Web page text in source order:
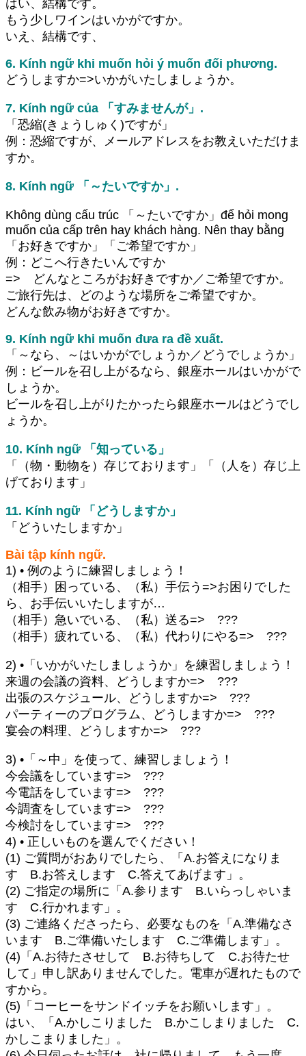
はい、結構です。
もう少しワインはいかがですか。
いえ、結構です、
6. Kính ngữ khi muốn hỏi ý muốn đối phương.
どうしますか=>いかがいたしましょうか。
7. Kính ngữ của 「すみませんが」.
「恐縮(きょうしゅく)ですが」
例：恐縮ですが、メールアドレスをお教えいただけま
すか。
8. Kính ngữ 「～たいですか」.
Không dùng cấu trúc 「～たいですか」để hỏi mong
muốn của cấp trên hay khách hàng. Nên thay bằng
「お好きですか」「ご希望ですか」
例：どこへ行きたいんですか
=> どんなところがお好きですか／ご希望ですか。
ご旅行先は、どのような場所をご希望ですか。
どんな飲み物がお好きですか。
9. Kính ngữ khi muốn đưa ra đề xuất.
「～なら、～はいかがでしょうか／どうでしょうか」
例：ビールを召し上がるなら、銀座ホールはいかがで
しょうか。
ビールを召し上がりたかったら銀座ホールはどうでし
ょうか。
10. Kính ngữ 「知っている」
「（物・動物を）存じております」「（人を）存じ上
げております」
11. Kính ngữ 「どうしますか」
「どういたしますか」
Bài tập kính ngữ.
1) • 例のように練習しましょう！
（相手）困っている、（私）手伝う=>お困りでした
ら、お手伝いいたしますが…
（相手）急いでいる、（私）送る=> ???
（相手）疲れている、（私）代わりにやる=> ???
2) •「いかがいたしましょうか」を練習しましょう！
来週の会議の資料、どうしますか=> ???
出張のスケジュール、どうしますか=> ???
パーティーのプログラム、どうしますか=> ???
宴会の料理、どうしますか=> ???
3) •「～中」を使って、練習しましょう！
今会議をしています=> ???
今電話をしています=> ???
今調査をしています=> ???
今検討をしています=> ???
4) • 正しいものを選んでください！
(1) ご質問がおありでしたら、「A.お答えになりま
す B.お答えします C.答えてあげます」。
(2) ご指定の場所に「A.参ります B.いらっしゃいま
す C.行かれます」。
(3) ご連絡くださったら、必要なものを「A.準備なさ
います B.ご準備いたします C.ご準備します」。
(4)「A.お待たさせして B.お待ちして C.お待たせ
して」申し訳ありませんでした。電車が遅れたもので
すから。
(5)「コーヒーをサンドイッチをお願いします」。
はい、「A.かしこりました B.かこしまりました C.
かしこまりました」。